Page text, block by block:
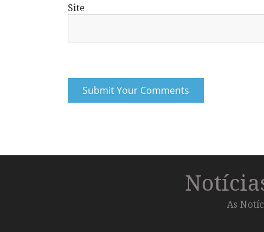
Site
As